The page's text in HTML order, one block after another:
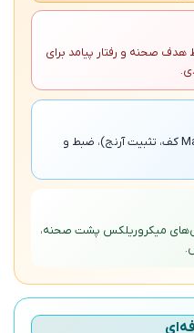
هدف صحنه و رفتار پیامد برای
راه‌حل: تمرین دست‌گرم‌کن تداوم (Mark کف، تثبیت آرنج)، ضبط و
میکروریلکس پشت صحنه،